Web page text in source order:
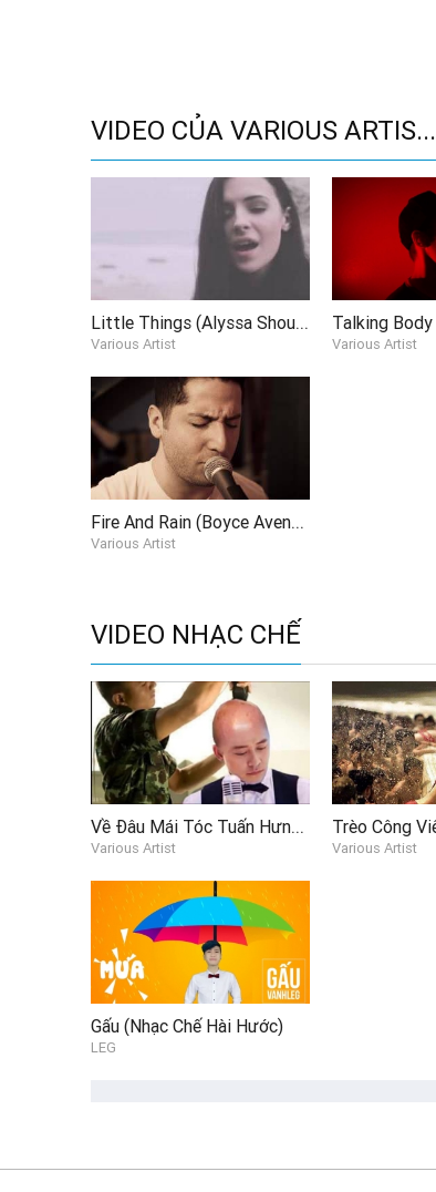
VIDEO CỦA VARIOUS ARTIS...
Little Things (Alyssa Shouse, Jonah Marais Cover)
Various Artist Various Artist
Fire And Rain (Boyce Avenue Cover)
Various Artist
VIDEO NHẠC CHẾ
Về Đâu Mái Tóc Tuấn Hưng (MV Nhạc Chế)
Various Artist Various Artist
Gấu (Nhạc Chế Hài Hước)
LEG